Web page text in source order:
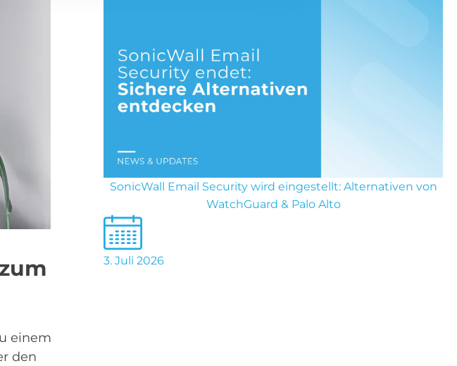
einem
den
SonicWall Email Security wird eingestellt: Alternativen von
WatchGuard & Palo Alto
3. Juli 2026